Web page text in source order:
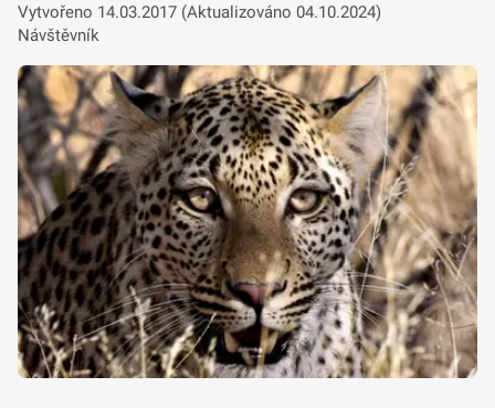
Vytvořeno 14.03.2017 (Aktualizováno 04.10.2024)
Návštěvník